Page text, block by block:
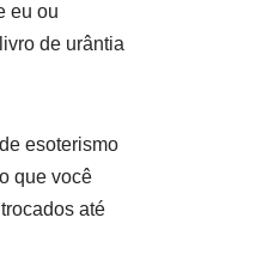
eu ou
de urântia
esoterismo
que você
até